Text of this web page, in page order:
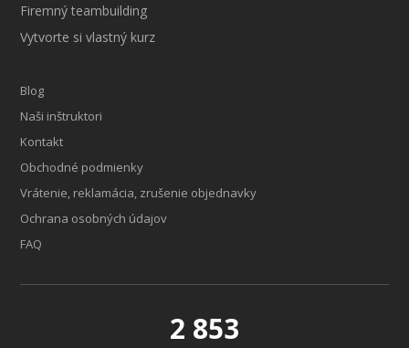
Firemný teambuilding
Vytvorte si vlastný kurz
Blog
Naši inštruktori
Kontakt
Obchodné podmienky
Vrátenie, reklamácia, zrušenie objednavky
Ochrana osobných údajov
FAQ
2 853